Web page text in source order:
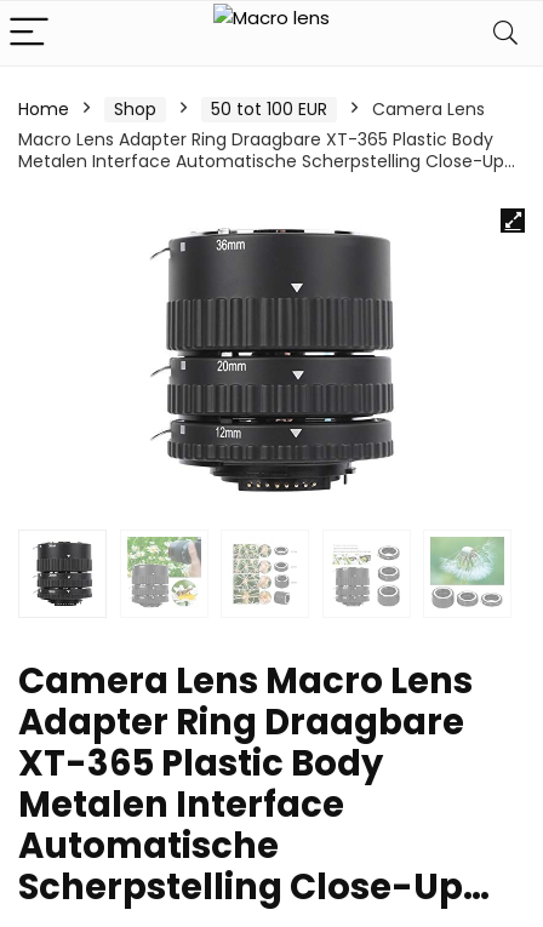
Home Shop 50 tot 100 EUR
Camera Lens
Macro Lens Adapter Ring Draagbare XT-365 Plastic Body
Metalen Interface Automatische Scherpstelling Close-Up…
Camera Lens Macro Lens
Adapter Ring Draagbare
XT-365 Plastic Body
Metalen Interface
Automatische
Scherpstelling Close-Up…